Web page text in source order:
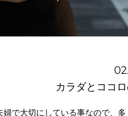
02.
カラダとココ
婦で大切にしている事なので、